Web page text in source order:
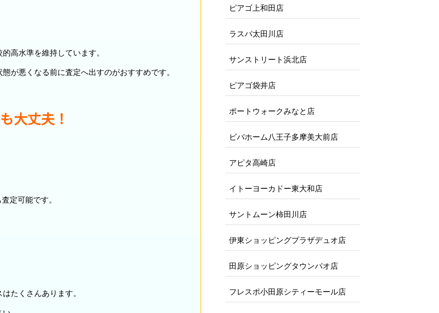
高水準を維持しています。
が悪くなる前に査定へ出すのがおすすめです。
大丈夫！
定可能です。
たくさんあります。
ピアゴ上和田店
ラスパ太田川店
サンストリート浜北店
ピアゴ袋井店
ポートウォークみなと店
ビバホーム八王子多摩美大前店
アピタ高崎店
イトーヨーカドー東大和店
サントムーン柿田川店
伊東ショッピングプラザデュオ店
田原ショッピングタウンパオ店
フレスポ小田原シティーモール店